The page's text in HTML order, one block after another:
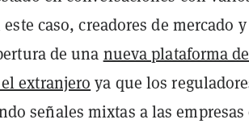
caso, creadores de mercado y
de una nueva plataforma de
extranjero ya que los
señales mixtas a las empresas